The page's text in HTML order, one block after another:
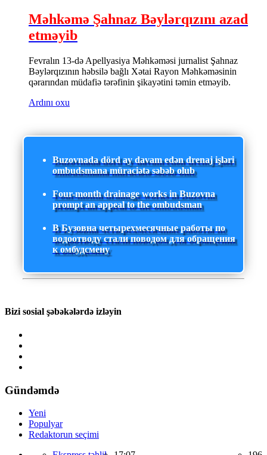
Məhkəmə Şahnaz Bəylərqızını azad
etməyib
Fevralın 13-də Apellyasiya Məhkəməsi jurnalist Şahnaz
Bəylərqızının həbsilə bağlı Xətai Rayon Məhkəməsinin
qərarından müdafiə tərəfinin şikayətini təmin etməyib.
Ardını oxu
Buzovnada dörd ay davam edən drenaj işləri
ombudsmana müraciətə səbəb olub
Four-month drainage works in Buzovna
prompt an appeal to the ombudsman
В Бузовна четырехмесячные работы по
водоотводу стали поводом для обращения
к омбудсмену
Bizi sosial şəbəkələrdə izləyin
Gündəmdə
Yeni
Populyar
Redaktorun seçimi